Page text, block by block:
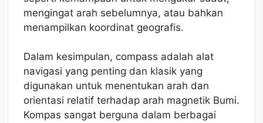
mengingat arah sebelumnya, atau bahkan
menampilkan koordinat geografis.
Dalam kesimpulan, compass adalah alat
navigasi yang penting dan klasik yang
digunakan untuk menentukan arah dan
orientasi relatif terhadap arah magnetik Bumi.
Kompas sangat berguna dalam berbagai